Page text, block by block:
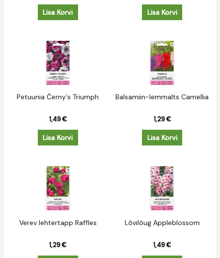
Lisa Korvi Lisa Korvi
Petuunia Ćerny´s Triumph
1,49€
Lisa Korvi
Balsamiin-lemmalts Camellia
1,29€
Lisa Korvi
Verev lehtertapp Raffles
1,29€
Lõvilõug Appleblossom
1,49€